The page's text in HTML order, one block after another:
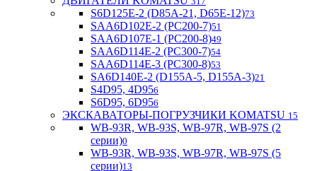
S6D125E-2 (D85A-21, D65E-12)73
SAA6D102E-2 (PC200-7)51
SAA6D107E-1 (PC200-8)49
SAA6D114E-2 (PC300-7)54
SAA6D114E-3 (PC300-8)53
SA6D140E-2 (D155A-5, D155A-3)21
S4D95, 4D956
S6D95, 6D956
ЭКСКАВАТОРЫ-ПОГРУЗЧИКИ KOMATSU 15
WB-93R, WB-93S, WB-97R, WB-97S (2
серии)0
WB-93R, WB-93S, WB-97R, WB-97S (5
серии)13